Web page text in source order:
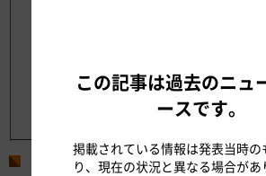
お問い合わせ先
この記事は過去のニュ
ースです。
掲載されている情報は発表当時の
り、現在の状況と異なる場合があ